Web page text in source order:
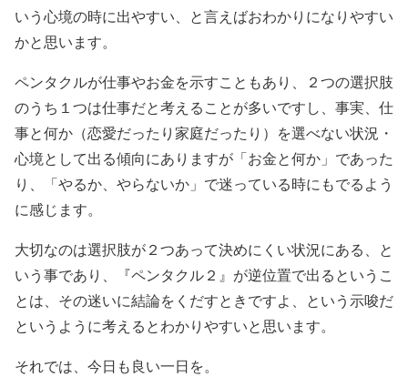
いう心境の時に出やすい、と言えばおわかりになりやすい
かと思います。
ペンタクルが仕事やお金を示すこともあり、２つの選択肢
のうち１つは仕事だと考えることが多いですし、事実、仕
事と何か（恋愛だったり家庭だったり）を選べない状況・
心境として出る傾向にありますが「お金と何か」であった
り、「やるか、やらないか」で迷っている時にもでるよう
に感じます。
大切なのは選択肢が２つあって決めにくい状況にある、と
いう事であり、『ペンタクル２』が逆位置で出るというこ
とは、その迷いに結論をくだすときですよ、という示唆だ
というように考えるとわかりやすいと思います。
それでは、今日も良い一日を。